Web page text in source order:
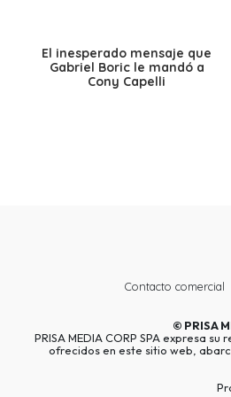
El inesperado mensaje que
Gabriel Boric le mandó a
Cony Capelli
Contacto comercial
© PRISA
PRISA MEDIA CORP SPA expresa
ofrecidos en este sitio web,